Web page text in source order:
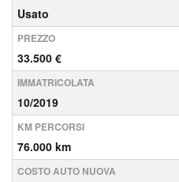
Usato
PREZZO
33.500 €
IMMATRICOLATA
10/2019
KM PERCORSI
76.000 km
COSTO AUTO NUOVA